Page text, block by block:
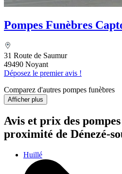
Pompes Funèbres
31 Route de Saumur
49490 Noyant
Déposez le premier avis !
Comparez d'autres pompes funèbres
Afficher plus
Avis et prix des
proximité de Dénezé-
Huillé